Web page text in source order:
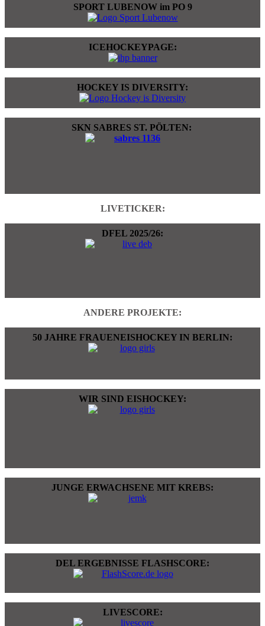
SPORT LUBENOW im PO 9
ICEHOCKEYPAGE:
HOCKEY IS DIVERSITY:
SKN SABRES ST. PÖLTEN:
LIVETICKER:
DFEL 2025/26:
ANDERE PROJEKTE:
50 JAHRE FRAUENEISHOCKEY IN BERLIN:
WIR SIND EISHOCKEY:
JUNGE ERWACHSENE MIT KREBS:
DEL ERGEBNISSE FLASHSCORE:
LIVESCORE: